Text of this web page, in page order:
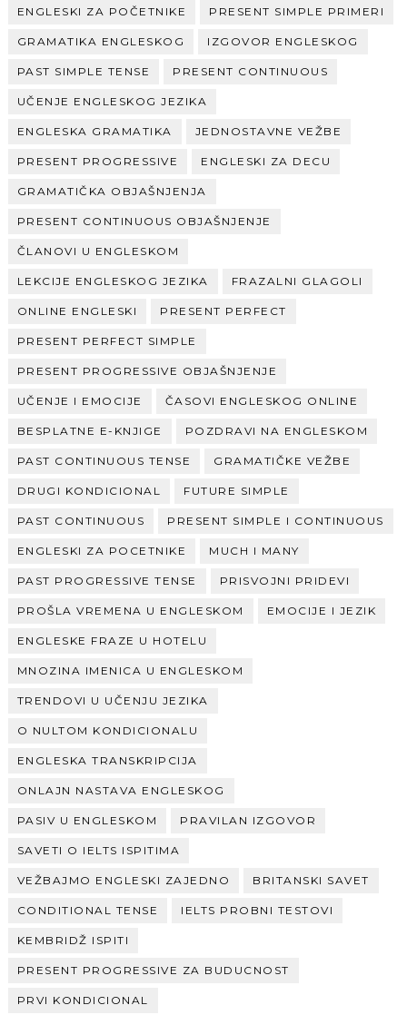
ENGLESKI ZA POČETNIKE PRESENT SIMPLE PRIMERI
GRAMATIKA ENGLESKOG IZGOVOR ENGLESKOG
PAST SIMPLE TENSE PRESENT CONTINUOUS
UČENJE ENGLESKOG JEZIKA
ENGLESKA GRAMATIKA JEDNOSTAVNE VEŽBE
PRESENT PROGRESSIVE ENGLESKI ZA DECU
GRAMATIČKA OBJAŠNJENJA
PRESENT CONTINUOUS OBJAŠNJENJE
ČLANOVI U ENGLESKOM
LEKCIJE ENGLESKOG JEZIKA FRAZALNI GLAGOLI
ONLINE ENGLESKI PRESENT PERFECT
PRESENT PERFECT SIMPLE
PRESENT PROGRESSIVE OBJAŠNJENJE
UČENJE I EMOCIJE ČASOVI ENGLESKOG ONLINE
BESPLATNE E-KNJIGE POZDRAVI NA ENGLESKOM
PAST CONTINUOUS TENSE GRAMATIČKE VEŽBE
DRUGI KONDICIONAL FUTURE SIMPLE
PAST CONTINUOUS PRESENT SIMPLE I CONTINUOUS
ENGLESKI ZA POCETNIKE MUCH I MANY
PAST PROGRESSIVE TENSE PRISVOJNI PRIDEVI
PROŠLA VREMENA U ENGLESKOM EMOCIJE I JEZIK
ENGLESKE FRAZE U HOTELU
MNOZINA IMENICA U ENGLESKOM
TRENDOVI U UČENJU JEZIKA
O NULTOM KONDICIONALU
ENGLESKA TRANSKRIPCIJA
ONLAJN NASTAVA ENGLESKOG
PASIV U ENGLESKOM PRAVILAN IZGOVOR
SAVETI O IELTS ISPITIMA
VEŽBAJMO ENGLESKI ZAJEDNO BRITANSKI SAVET
CONDITIONAL TENSE IELTS PROBNI TESTOVI
KEMBRIDŽ ISPITI
PRESENT PROGRESSIVE ZA BUDUCNOST
PRVI KONDICIONAL